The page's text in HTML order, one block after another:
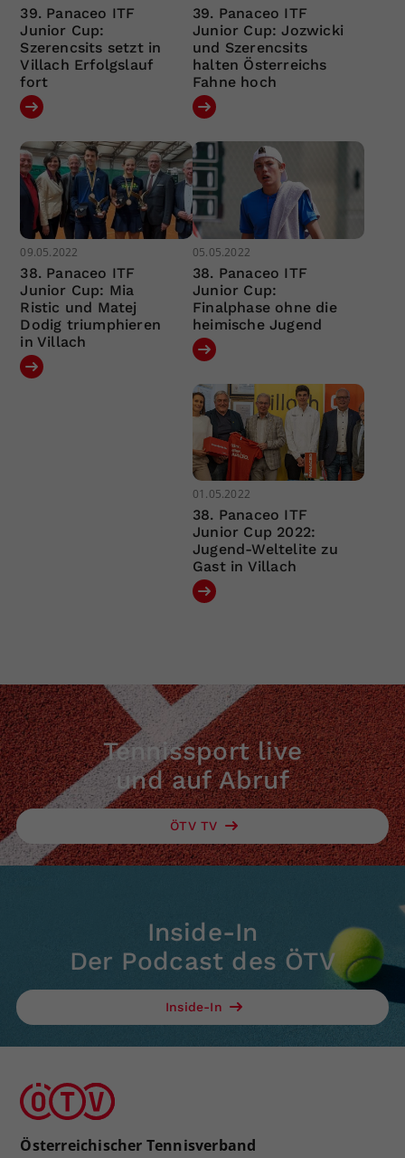
39. Panaceo ITF
Junior Cup:
Szerencsits setzt in
Villach Erfolgslauf
fort
39. Panaceo ITF
Junior Cup: Jozwicki
und Szerencsits
halten Österreichs
Fahne hoch
09.05.2022
38. Panaceo ITF
Junior Cup: Mia
Ristic und Matej
Dodig triumphieren
in Villach
05.05.2022
38. Panaceo ITF
Junior Cup:
Finalphase ohne die
heimische Jugend
01.05.2022
38. Panaceo ITF
Junior Cup 2022:
Jugend-Weltelite zu
Gast in Villach
Tennissport live
und auf Abruf
ÖTV TV
Inside-In
Der Podcast des ÖTV
Inside-In
Österreichischer Tennisverband